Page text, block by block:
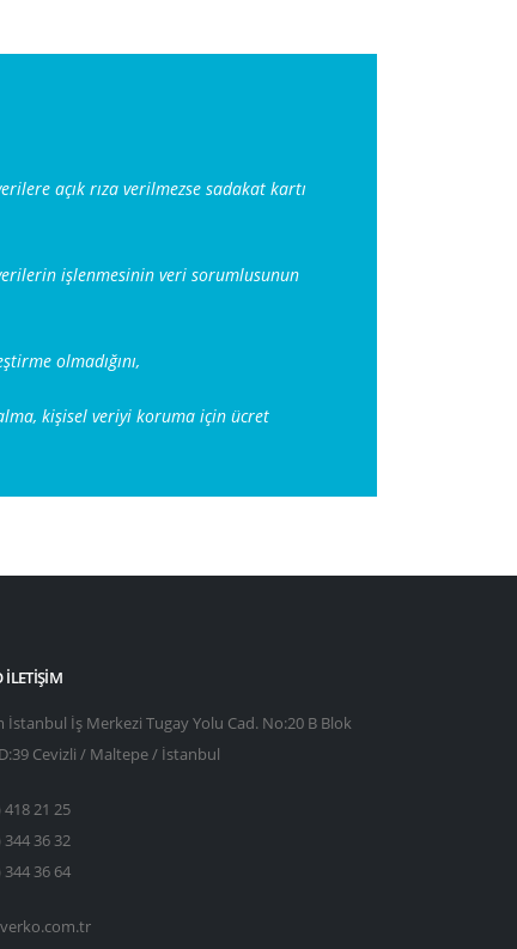
açık rıza verilmezse sadakat kartı
işlenmesinin veri sorumlusunun
olmadığını,
kişisel veriyi koruma için ücret
İLETIŞIM
İstanbul İş Merkezi Tugay Yolu Cad. No:20 B Blok
Cevizli / Maltepe / İstanbul
418 21 25
344 36 32
344 36 64